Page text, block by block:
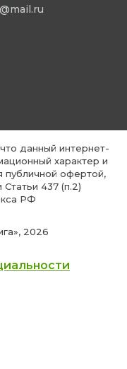
2026
данный интернет-
характер и
публичной офертой,
437 (п.2)
РФ